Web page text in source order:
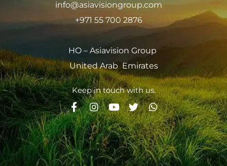
info@asiavisiongroup.com
+971 55 700 2876
HO – Asiavision Group
United Arab Emirates
Keep in touch with us.